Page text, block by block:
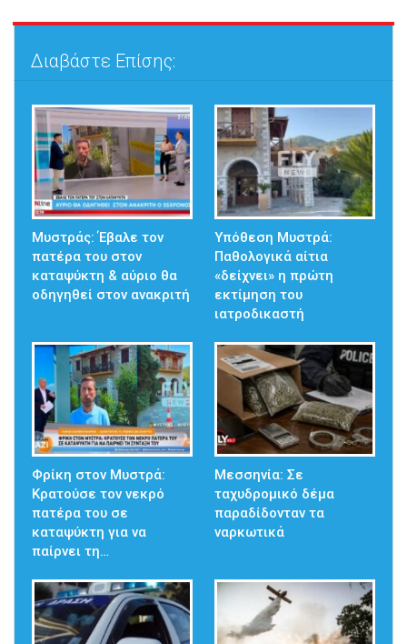
Διαβάστε Επίσης:
Μυστράς: Έβαλε τον
πατέρα του στον
καταψύκτη & αύριο θα
οδηγηθεί στον ανακριτή
Υπόθεση Μυστρά:
Παθολογικά αίτια
«δείχνει» η πρώτη
εκτίμηση του
ιατροδικαστή
Φρίκη στον Μυστρά:
Κρατούσε τον νεκρό
πατέρα του σε
καταψύκτη για να
παίρνει τη…
Μεσσηνία: Σε
ταχυδρομικό δέμα
παραδίδονταν τα
ναρκωτικά